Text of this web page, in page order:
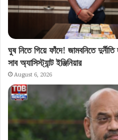
ঘুষ নিতে গিয়ে ফাঁদে! জামবনিতে
সাব অ্যাসিস্ট্যান্ট ইঞ্জিনিয়ার
August 6, 2026